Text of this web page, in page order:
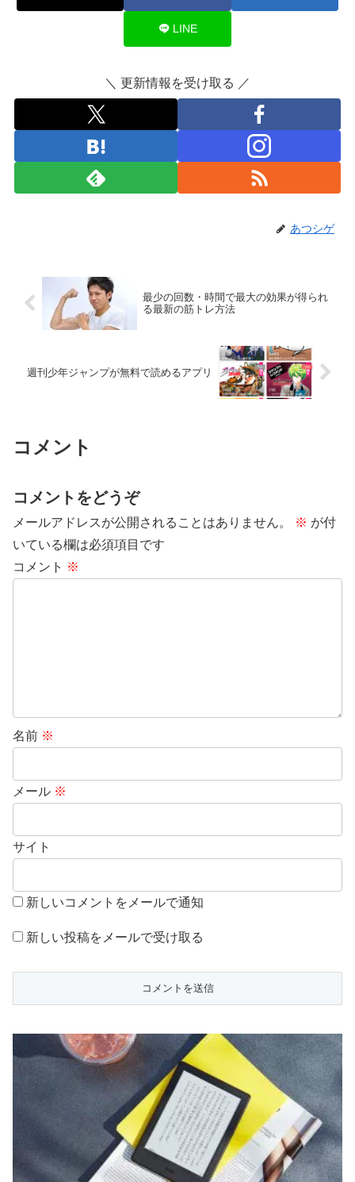
LINE
＼ 更新情報を受け取る ／
あつシゲ
最少の回数・時間で最大の効果が得られ
る最新の筋トレ方法
週刊少年ジャンプが無料で読めるアプリ
コメント
コメントをどうぞ
メールアドレスが公開されることはありません。 ※ が付
いている欄は必須項目です
コメント ※
名前 ※
メール ※
サイト
新しいコメントをメールで通知
新しい投稿をメールで受け取る